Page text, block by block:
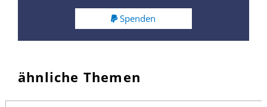
Spenden
ähnliche Themen